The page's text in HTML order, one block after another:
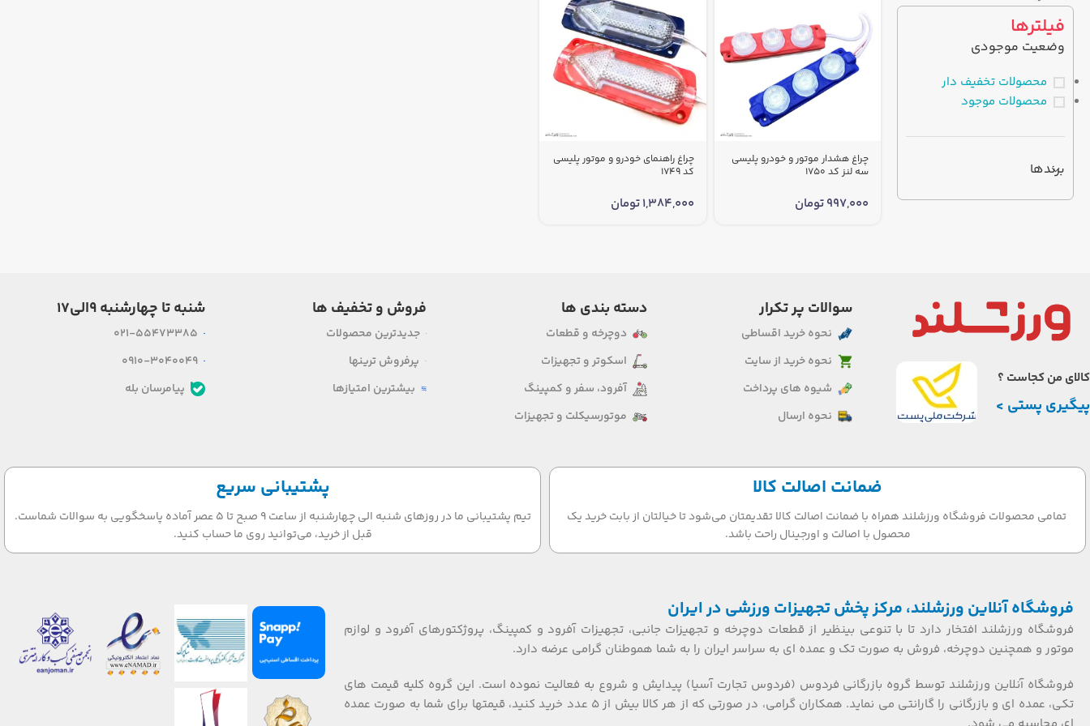
فیلترها
وضعیت موجودی
محصولات تخفیف دار
محصولات موجود
برندها
چراغ هشدار موتور و خودرو پلیسی
سه لنز کد 1750
997,000تومان
چراغ راهنمای خودرو و موتور پلیسی
کد 1749
1,384,000تومان
کالای من کجاست ؟
پیگیری پستی >
سوالات پر تکرار
نحوه خرید اقساطی
نحوه خرید از سایت
شیوه های پرداخت
نحوه ارسال
دسته بندی ها
دوچرخه و قطعات
اسکوتر و تجهیزات
آفرود، سفر و کمپینگ
موتورسیکلت و تجهیزات
فروش و تخفیف ها
جدیدترین محصولات
پرفروش ترینها
بیشترین امتیازها
شنبه تا چهارشنبه ۹الی۱۷
021-55473385
0910-3040049
پیامرسان بله
ضمانت اصالت کالا
تمامی محصولات فروشگاه ورزشلند همراه با ضمانت اصالت کالا تقدیمتان می‌شود تا خیالتان از بابت خرید یک
محصول با اصالت و اورجینال راحت باشد.
پشتیبانی سریع
تیم پشتیبانی ما در روزهای شنبه الی چهارشنبه از ساعت 9 صبح تا 5 عصر آماده پاسخگویی به سوالات شماست.
قبل از خرید، می‌توانید روی ما حساب کنید.
فروشگاه آنلاین ورزشلند، مرکز پخش تجهیزات ورزشی در ایران
فروشگاه ورزشلند افتخار دارد تا با تنوعی بینظیر از قطعات دوچرخه و تجهیزات جانبی، تجهیزات آفرود و کمپینگ، پروژکتورهای آفرود و لوازم
موتور و همچنین دوچرخه، فروش به صورت تک و عمده ای به سراسر ایران را به شما هموطنان گرامی عرضه دارد.
فروشگاه آنلاین ورزشلند توسط گروه بازرگانی فردوس (فردوس تجارت آسیا) پیدایش و شروع به فعالیت نموده است. این گروه کلیه قیمت های
تکی، عمده ای و بازرگانی را گارانتی می نماید. همکاران گرامی، در صورتی که از هر کالا بیش از ۵ عدد خرید کنید، قیمتها برای شما به صورت عمده